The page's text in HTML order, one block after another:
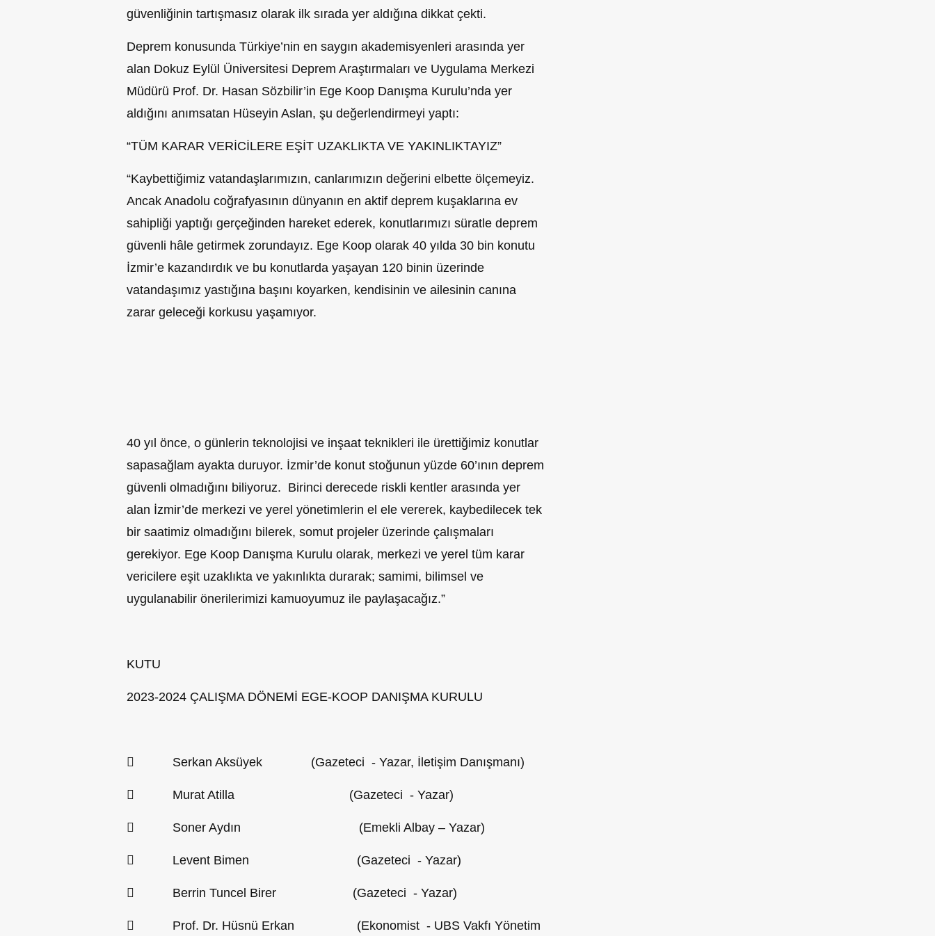
güvenliğinin tartışmasız olarak ilk sırada yer aldığına dikkat çekti.
Deprem konusunda Türkiye’nin en saygın akademisyenleri arasında yer
alan Dokuz Eylül Üniversitesi Deprem Araştırmaları ve Uygulama Merkezi
Müdürü Prof. Dr. Hasan Sözbilir’in Ege Koop Danışma Kurulu’nda yer
aldığını anımsatan Hüseyin Aslan, şu değerlendirmeyi yaptı:
“TÜM KARAR VERİCİLERE EŞİT UZAKLIKTA VE YAKINLIKTAYIZ”
“Kaybettiğimiz vatandaşlarımızın, canlarımızın değerini elbette ölçemeyiz.
Ancak Anadolu coğrafyasının dünyanın en aktif deprem kuşaklarına ev
sahipliği yaptığı gerçeğinden hareket ederek, konutlarımızı süratle deprem
güvenli hâle getirmek zorundayız. Ege Koop olarak 40 yılda 30 bin konutu
İzmir’e kazandırdık ve bu konutlarda yaşayan 120 binin üzerinde
vatandaşımız yastığına başını koyarken, kendisinin ve ailesinin canına
zarar geleceği korkusu yaşamıyor.
40 yıl önce, o günlerin teknolojisi ve inşaat teknikleri ile ürettiğimiz konutlar
sapasağlam ayakta duruyor. İzmir’de konut stoğunun yüzde 60’ının deprem
güvenli olmadığını biliyoruz. Birinci derecede riskli kentler arasında yer
alan İzmir’de merkezi ve yerel yönetimlerin el ele vererek, kaybedilecek tek
bir saatimiz olmadığını bilerek, somut projeler üzerinde çalışmaları
gerekiyor. Ege Koop Danışma Kurulu olarak, merkezi ve yerel tüm karar
vericilere eşit uzaklıkta ve yakınlıkta durarak; samimi, bilimsel ve
uygulanabilir önerilerimizi kamuoyumuz ile paylaşacağız.”
KUTU
2023-2024 ÇALIŞMA DÖNEMİ EGE-KOOP DANIŞMA KURULU
 Serkan Aksüyek (Gazeteci - Yazar, İletişim Danışmanı)
 Murat Atilla (Gazeteci - Yazar)
 Soner Aydın (Emekli Albay – Yazar)
 Levent Bimen (Gazeteci - Yazar)
 Berrin Tuncel Birer (Gazeteci - Yazar)
 Prof. Dr. Hüsnü Erkan (Ekonomist - UBS Vakfı Yönetim